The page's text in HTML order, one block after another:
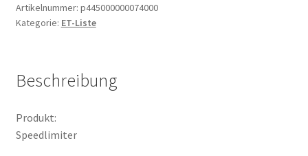
Artikelnummer: p445000000074000
Kategorie: ET-Liste
Beschreibung
Produkt:
Speedlimiter